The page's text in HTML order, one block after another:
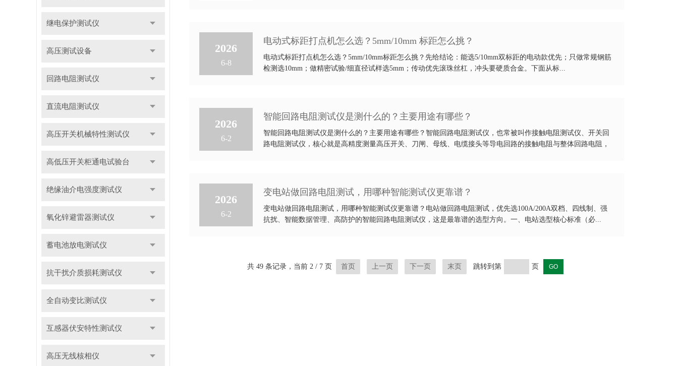
继电保护测试仪
高压测试设备
回路电阻测试仪
直流电阻测试仪
高压开关机械特性测试仪
高低压开关柜通电试验台
绝缘油介电强度测试仪
氧化锌避雷器测试仪
蓄电池放电测试仪
抗干扰介质损耗测试仪
全自动变比测试仪
互感器伏安特性测试仪
高压无线核相仪
2026
6-8
电动式标距打点机怎么选？5mm/10mm 标距怎么挑？
电动式标距打点机怎么选？5mm/10mm标距怎么挑？先给结论：能选5/10mm双标距的电动款优先；只做常规钢筋
检测选10mm；做精密试验/细直径试样选5mm；传动优先滚珠丝杠，冲头要硬质合金。下面从标...
2026
6-2
智能回路电阻测试仪是测什么的？主要用途有哪些？
智能回路电阻测试仪是测什么的？主要用途有哪些？智能回路电阻测试仪，也常被叫作接触电阻测试仪、开关回
路电阻测试仪，核心就是高精度测量高压开关、刀闸、母线、电缆接头等导电回路的接触电阻与整体回路电阻，
2026
6-2
变电站做回路电阻测试，用哪种智能测试仪更靠谱？
变电站做回路电阻测试，用哪种智能测试仪更靠谱？电站做回路电阻测试，优先选100A/200A双档、四线制、强
抗扰、智能数据管理、高防护的智能回路电阻测试仪，这是最靠谱的选型方向。一、电站选型核心标准（必...
共 49 条记录，当前 2 / 7 页 首页 上一页 下一页 末页 跳转到第 页